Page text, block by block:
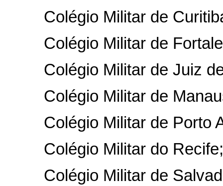
Colégio Militar de
Colégio Militar de
Colégio Militar de Juiz
Colégio Militar de
Colégio Militar de Porto
Colégio Militar do Recife;
Colégio Militar de